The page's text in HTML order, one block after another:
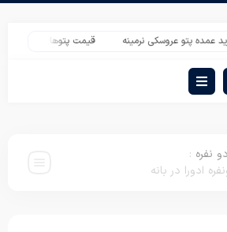
عروسکی نرمینه قیمت پتوهای شادیلون | صادرات
نفره :
ادورا در بانه